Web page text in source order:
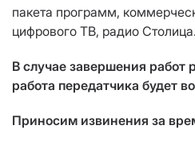
пакета программ,
цифрового ТВ, радио Столица.
В случае завершения работ
работа передатчика будет
Приносим извинения за